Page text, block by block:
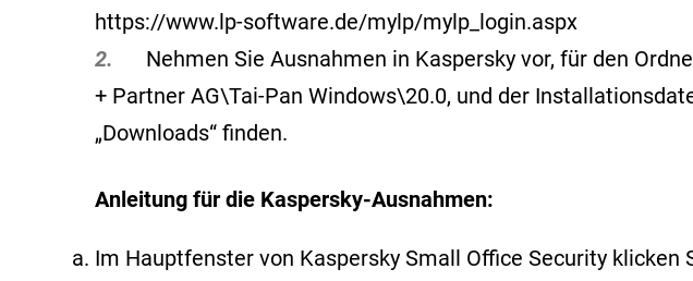
https://www.lp-software.de/mylp/mylp_login.aspx
2.
Nehmen Sie Ausnahmen in Kaspersky vor, für den
+ Partner AG\Tai-Pan Windows\20.0, und der
„Downloads“ finden.
Anleitung für die Kaspersky-Ausnahmen:
Im Hauptfenster von Kaspersky Small Office Security